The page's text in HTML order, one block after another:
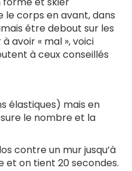
corps en avant, dans
être debout sur les
avoir « mal », voici
à ceux conseillés
élastiques) mais en
le nombre et la
contre un mur jusqu’à
et on tient 20 secondes.